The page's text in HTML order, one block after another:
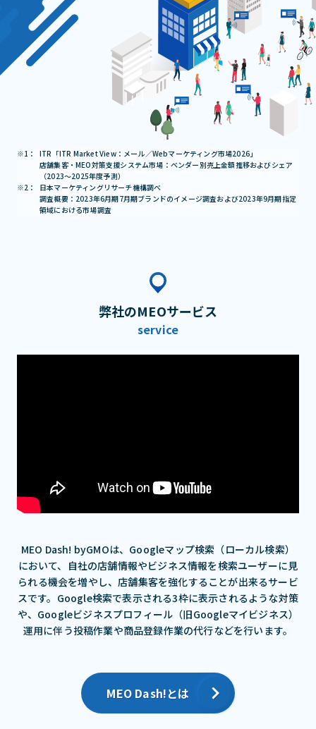
ITR「ITR Market View：メール／Webマーケティング市場2026」
店舗集客・MEO対策支援システム市場：ベンダー別売上金額推移およびシェア
（2023～2025年度予測）
日本マーケティングリサーチ機構調べ
調査概要：2023年6月期7月期ブランドのイメージ調査および2023年9月期指定
領域における市場調査
弊社のMEOサービス
service
MEO Dash! byGMOは、Googleマップ検索（ローカル検索）
において、⾃社の店舗情報やビジネス情報を検索ユーザーに⾒
られる機会を増やし、店舗集客を強化することが出来るサービ
スです。Google検索で表⽰される3枠に表⽰されるような対策
や、Googleビジネスプロフィール（旧Googleマイビジネス）
運⽤に伴う投稿作業や商品登録作業の代⾏などを⾏います。
MEO Dash!とは